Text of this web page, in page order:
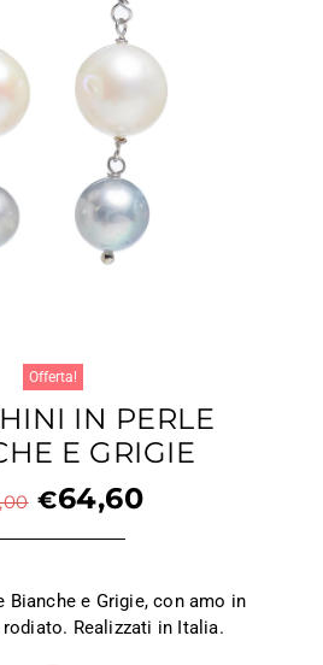
Offerta!
IN PERLE
E GRIGIE
€64,60
Bianche e Grigie, con amo in
Realizzati in Italia.